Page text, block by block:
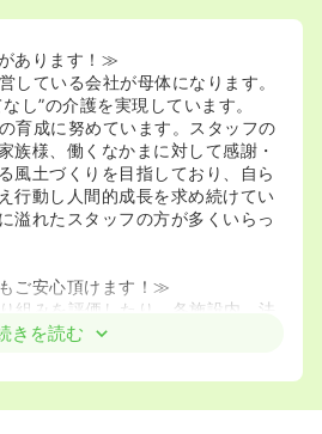
あります！≫
ている会社が母体になります。
し”の介護を実現しています。
育成に努めています。スタッフの
族様、働くなかまに対して感謝・
風土づくりを目指しており、自ら
行動し人間的成長を求め続けてい
溢れたスタッフの方が多くいらっ
ご安心頂けます！≫
組みを評価したり、各施設内、法
ています。
です。そのため、看護師さんにと
きを読む